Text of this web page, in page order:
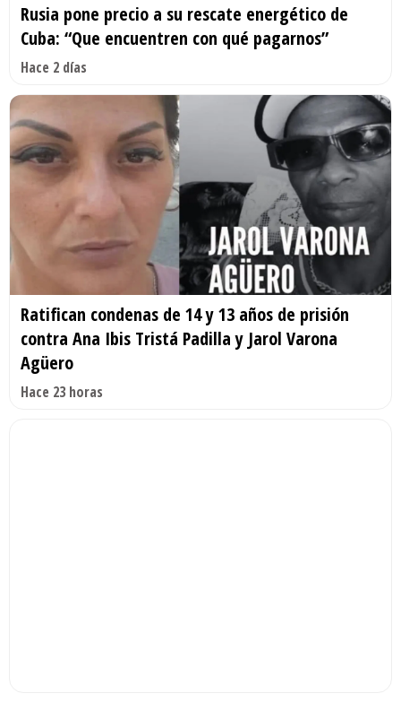
Rusia pone precio a su rescate energético de
Cuba: “Que encuentren con qué pagarnos”
Hace 2 días
Ratifican condenas de 14 y 13 años de prisión
contra Ana Ibis Tristá Padilla y Jarol Varona
Agüero
Hace 23 horas